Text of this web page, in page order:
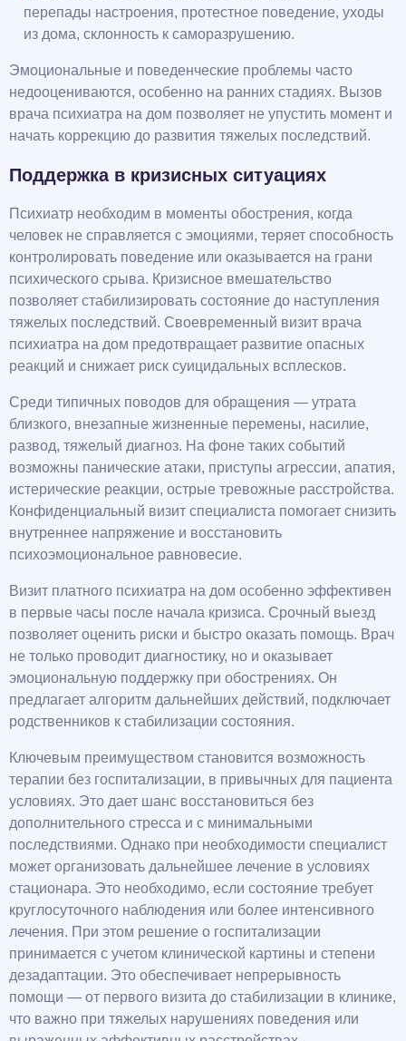
перепады настроения, протестное поведение, уходы
из дома, склонность к саморазрушению.
Эмоциональные и поведенческие проблемы часто
недооцениваются, особенно на ранних стадиях. Вызов
врача психиатра на дом позволяет не упустить момент и
начать коррекцию до развития тяжелых последствий.
Поддержка в кризисных ситуациях
Психиатр необходим в моменты обострения, когда
человек не справляется с эмоциями, теряет способность
контролировать поведение или оказывается на грани
психического срыва. Кризисное вмешательство
позволяет стабилизировать состояние до наступления
тяжелых последствий. Своевременный визит врача
психиатра на дом предотвращает развитие опасных
реакций и снижает риск суицидальных всплесков.
Среди типичных поводов для обращения — утрата
близкого, внезапные жизненные перемены, насилие,
развод, тяжелый диагноз. На фоне таких событий
возможны панические атаки, приступы агрессии, апатия,
истерические реакции, острые тревожные расстройства.
Конфиденциальный визит специалиста помогает снизить
внутреннее напряжение и восстановить
психоэмоциональное равновесие.
Визит платного психиатра на дом особенно эффективен
в первые часы после начала кризиса. Срочный выезд
позволяет оценить риски и быстро оказать помощь. Врач
не только проводит диагностику, но и оказывает
эмоциональную поддержку при обострениях. Он
предлагает алгоритм дальнейших действий, подключает
родственников к стабилизации состояния.
Ключевым преимуществом становится возможность
терапии без госпитализации, в привычных для пациента
условиях. Это дает шанс восстановиться без
дополнительного стресса и с минимальными
последствиями. Однако при необходимости специалист
может организовать дальнейшее лечение в условиях
стационара. Это необходимо, если состояние требует
круглосуточного наблюдения или более интенсивного
лечения. При этом решение о госпитализации
принимается с учетом клинической картины и степени
дезадаптации. Это обеспечивает непрерывность
помощи — от первого визита до стабилизации в клинике,
что важно при тяжелых нарушениях поведения или